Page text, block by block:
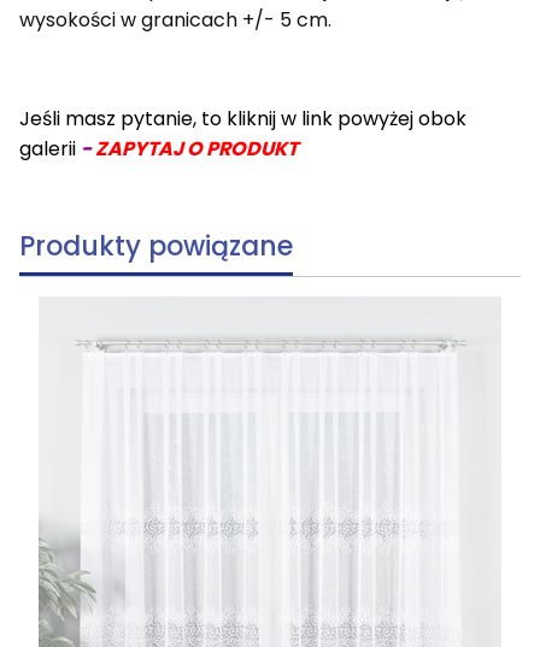
wysokości w granicach +/- 5 cm.
Jeśli masz pytanie, to kliknij w link powyżej obok
galerii -ZAPYTAJ O PRODUKT
Produkty powiązane